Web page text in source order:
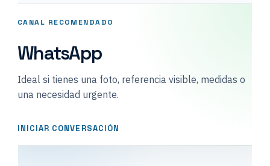
CANAL RECOMENDADO
WhatsApp
Ideal si tienes una foto, referencia visible, medidas o
una necesidad urgente.
INICIAR CONVERSACIÓN